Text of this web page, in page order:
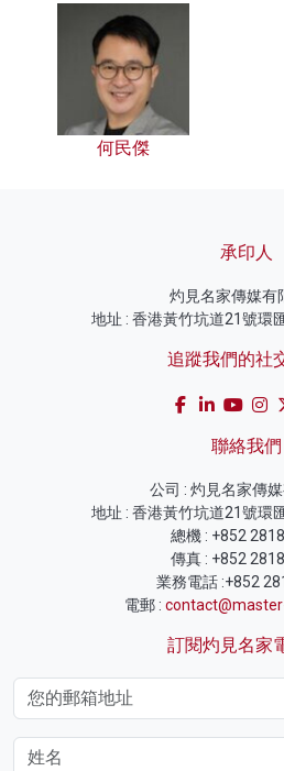
何民傑
承印人
灼見名家傳媒有
地址 : 香港黃竹坑道21號環
追蹤我們的社
聯絡我們
公司 : 灼見名家傳
地址 : 香港黃竹坑道21號環
總機 : +852
傳真 : +852
業務電話 :+852
電郵 :
訂閱灼見名家